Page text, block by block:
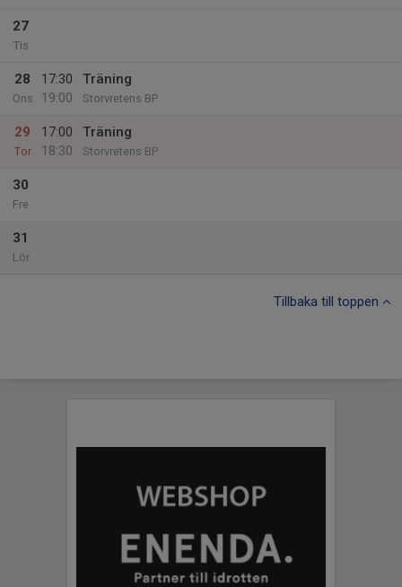
27
Tis
28
Ons
17:30
19:00
Träning
Storvretens BP
29
Tor
17:00
18:30
Träning
Storvretens BP
30
Fre
31
Lör
Tillbaka till toppen